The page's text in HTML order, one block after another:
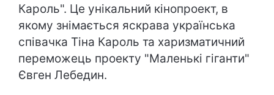
Кароль". Це унікальний кінопроект, в
якому знімається яскрава українська
співачка Тіна Кароль та харизматичний
переможець проекту "Маленькі гіганти"
Євген Лебедин.